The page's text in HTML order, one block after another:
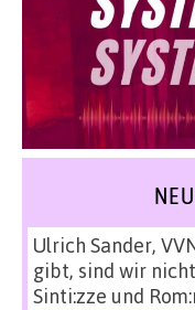
Ulrich Sander,
gibt, sind wir
Sinti:zze und